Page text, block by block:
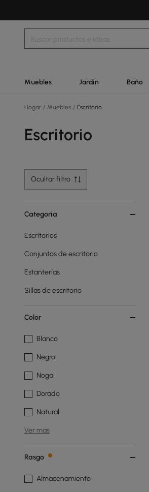
Muebles Jardín Baño
Hogar / Muebles / Escritorio
Escritorio
Ocultar filtro
Categoría
Escritorios
Conjuntos de escritorio
Estanterías
Sillas de escritorio
Color
Blanco
Negro
Nogal
Dorado
Natural
Ver más
Rasgo
Almacenamiento